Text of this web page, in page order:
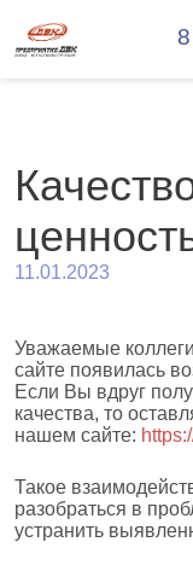
11.01.2023
Уважаемые
сайте появилась
Если Вы вдруг
качества, то
нашем сайте:
Такое
разобраться в
устранить